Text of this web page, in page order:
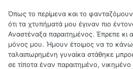
Όπως το περίμενα και το
ότι τα χτυπήματά μου έγιναν πιο
Αναστέναξα παραιτημένος. Έπρεπε
μόνος μου. Ήμουν έτοιμος να το κάνω
ταλαιπωρημένη γυναίκα στάθηκε
σε τίποτα έναν παραιτημένο, νικημένο